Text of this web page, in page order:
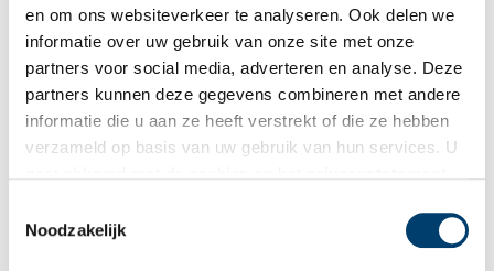
en om ons websiteverkeer te analyseren. Ook delen we
informatie over uw gebruik van onze site met onze
partners voor social media, adverteren en analyse. Deze
partners kunnen deze gegevens combineren met andere
informatie die u aan ze heeft verstrekt of die ze hebben
verzameld op basis van uw gebruik van hun services. U
Noodzakelijk